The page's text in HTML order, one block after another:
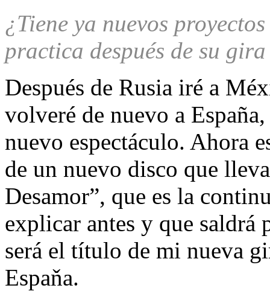
¿Tiene ya nuevos
practica después de su
Después de Rusia iré a
volveré de nuevo a
nuevo espectáculo. Ahora
de un nuevo disco que
Desamor”, que es la
explicar antes y que saldrá
será el título de mi nueva
Espaňa.